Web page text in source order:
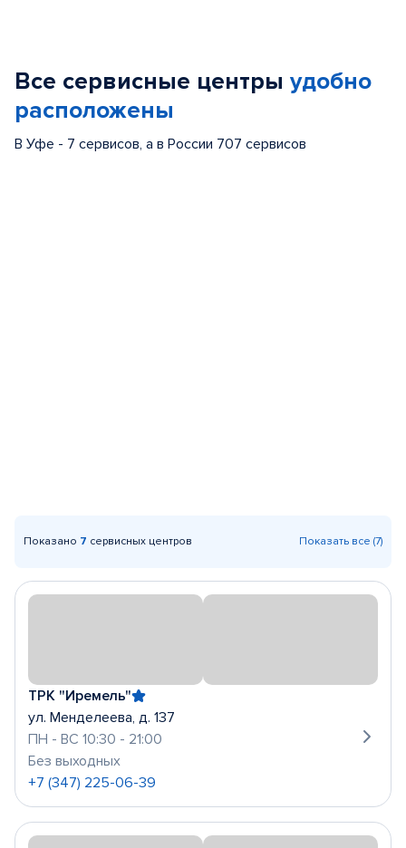
Все сервисные центры удобно
расположены
В Уфе - 7 сервисов, а в России 707 сервисов
Показано 7 сервисных центров Показать все (7)
ТРК "Иремель"
ул. Менделеева, д. 137
ПН - ВС 10:30 - 21:00
Без выходных
+7 (347) 225-06-39